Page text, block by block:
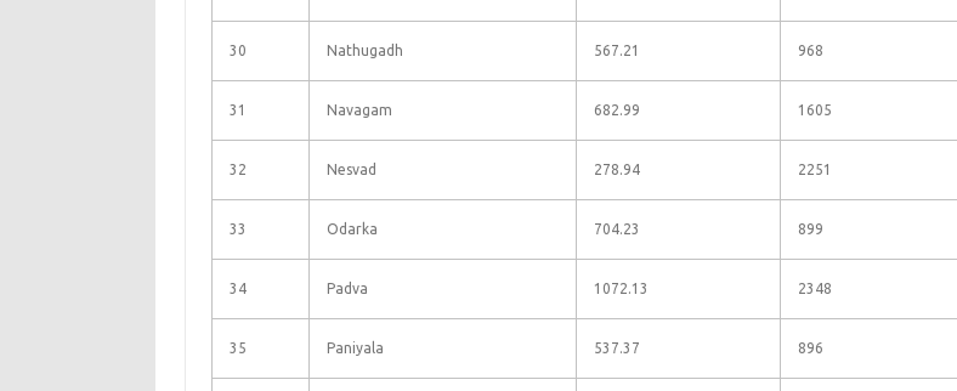
30 Nathugadh 567.21 968
31 Navagam 682.99 1605
32 Nesvad 278.94 2251
33 Odarka 704.23 899
34 Padva 1072.13 2348
35 Paniyala 537.37 896